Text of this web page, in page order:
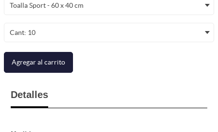
Toalla Sport - 60 x 40 cm
Cant: 10
Agregar al carrito
Detalles